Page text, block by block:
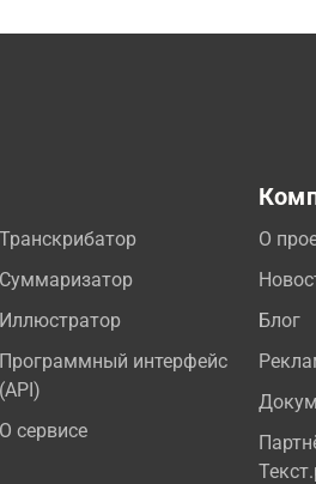
Транскрибатор
Суммаризатор
Иллюстратор
Программный интерфейс
(API)
О сервисе
О
Блог